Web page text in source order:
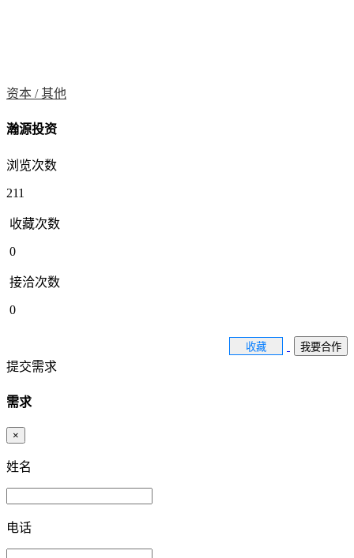
资本 /其他
瀚源投资
浏览次数
211
收藏次数
0
接洽次数
0
收藏 我要合作
提交需求
需求
×
姓名
电话